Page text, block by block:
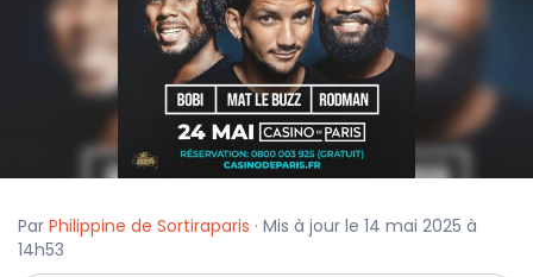
Par Philippine de Sortiraparis · Mis à jour le 14 mai 2025 à
14h53